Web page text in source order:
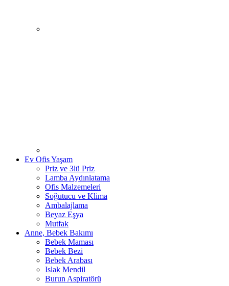
Ev Ofis Yaşam
Priz ve 3lü Priz
Lamba Aydınlatama
Ofis Malzemeleri
Soğutucu ve Klima
Ambalajlama
Beyaz Eşya
Mutfak
Anne, Bebek Bakımı
Bebek Maması
Bebek Bezi
Bebek Arabası
Islak Mendil
Burun Aspiratörü